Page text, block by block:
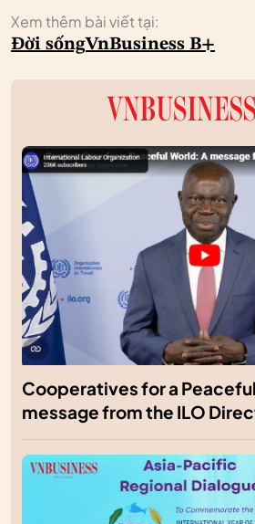
Xem thêm bài viết tại:
Đời sốngVnBusiness B+
Cooperatives for a
message from the ILO